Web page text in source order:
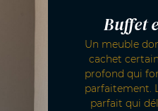
Buffet
Un meuble
cachet
profond qui
parfaitement.
parfait qui